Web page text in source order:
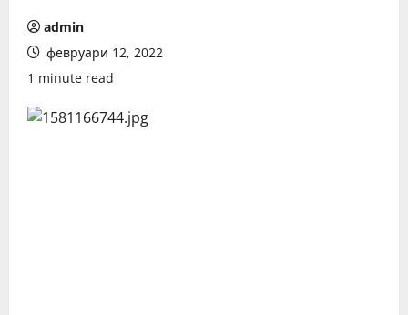
admin
февруари 12, 2022
1 minute read